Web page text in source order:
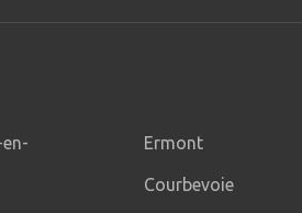
Ermont
Courbevoie